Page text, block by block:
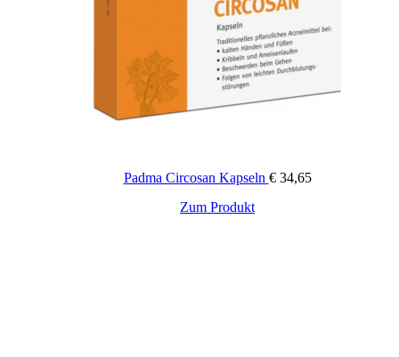
Zugelassenes Arzneimittel: Zu Risiken und Nebenwirkungen
lesen Sie die Packungsbeilage und fragen Sie Ihren Arzt oder
Apotheker. Die angegebene empfohlene Tagesdosis nicht
überschreiten. Für Kinder unerreichbar aufbewahren.
Padma Circosan Kapseln €34,65
Zum Produkt